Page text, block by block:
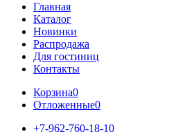
Главная
Каталог
Новинки
Распродажа
Для гостиниц
Контакты
Корзина0
Отложенные0
+7-962-760-18-10